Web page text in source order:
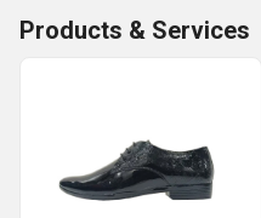
Products & Services